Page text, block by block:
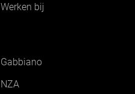
Werken bij
Gabbiano
NZA